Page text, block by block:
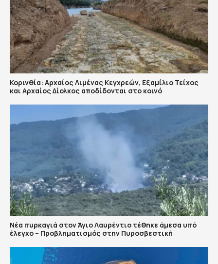
Κορινθία: Αρχαίος Λιμένας Κεγχρεών, Εξαμίλιο Τείχος
και Aρχαίος Δίολκος αποδίδονται στο κοινό
Νέα πυρκαγιά στον Άγιο Λαυρέντιο τέθηκε άμεσα υπό
έλεγχο – Προβληματισμός στην Πυροσβεστική